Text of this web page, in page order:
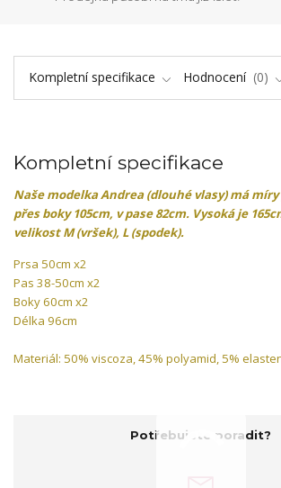
Kompletní specifikace Hodnocení 0
Kompletní specifikace
Naše modelkaAndrea (dlouhé vlasy)má míry
přes boky 105cm, v pase 82cm. Vysoká je
velikost M (vršek), L (spodek).
Prsa 50cm x2
Pas 38-50cm x2
Boky 60cm x2
Délka 96cm
Materiál: 50% viscoza, 45% polyamid, 5%
Potřebujete poradit?